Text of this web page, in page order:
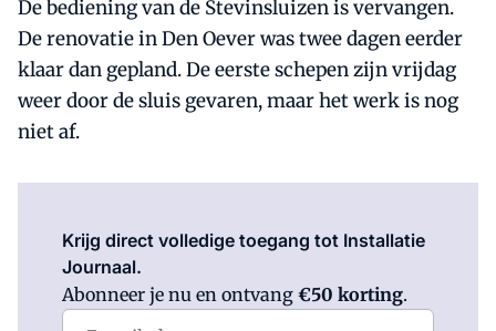
De bediening van de Stevinsluizen is vervangen.
De renovatie in Den Oever was twee dagen eerder
klaar dan gepland. De eerste schepen zijn vrijdag
weer door de sluis gevaren, maar het werk is nog
niet af.
Krijg direct volledige toegang tot Installatie
Journaal.
Abonneer je nu en ontvang €50 korting.